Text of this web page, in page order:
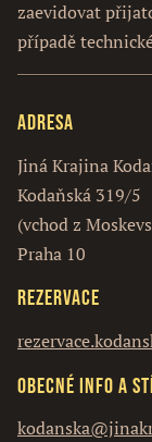
zaevidovat
případě
Adresa
Jiná Krajina
Kodaňská 319/5
(vchod z
Praha 10
Rezervace
Obecné info a